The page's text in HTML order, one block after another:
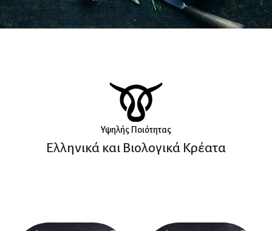
Υψηλής Ποιότητας
Ελληνικά και Βιολογικά Κρέατα